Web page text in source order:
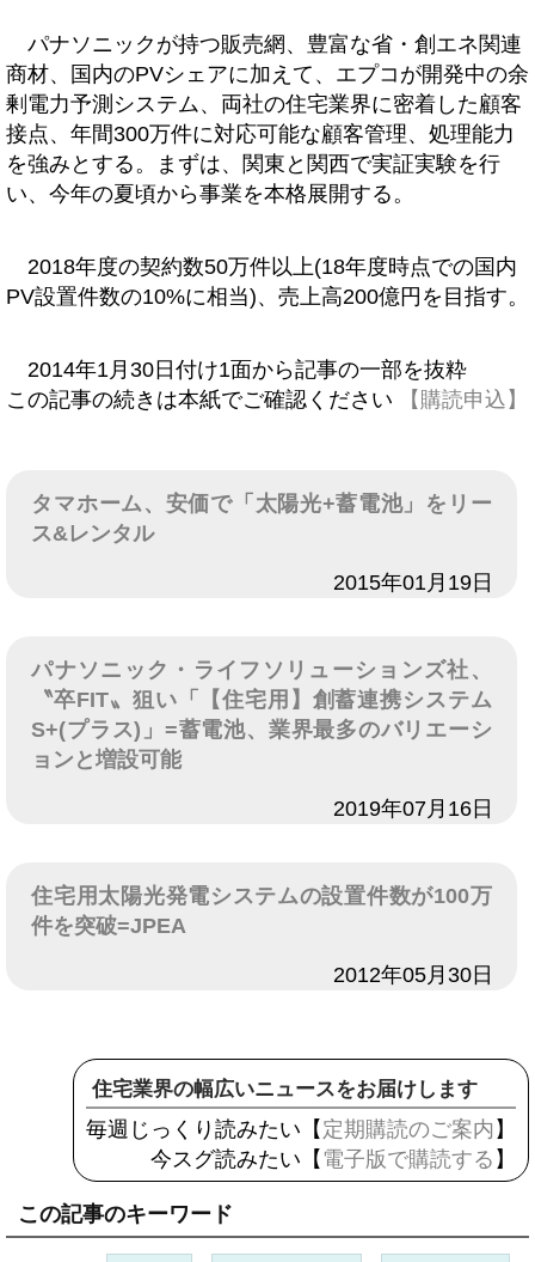
パナソニックが持つ販売網、豊富な省・創エネ関連
商材、国内のPVシェアに加えて、エプコが開発中の余
剰電力予測システム、両社の住宅業界に密着した顧客
接点、年間300万件に対応可能な顧客管理、処理能力
を強みとする。まずは、関東と関西で実証実験を行
い、今年の夏頃から事業を本格展開する。
2018年度の契約数50万件以上(18年度時点での国内
PV設置件数の10%に相当)、売上高200億円を目指す。
2014年1月30日付け1面から記事の一部を抜粋
この記事の続きは本紙でご確認ください
【購読申込】
タマホーム、安価で「太陽光+蓄電池」をリー
ス&レンタル
2015年01月19日
パナソニック・ライフソリューションズ社、
〝卒FIT〟狙い「【住宅用】創蓄連携システム
S+(プラス)」=蓄電池、業界最多のバリエーシ
ョンと増設可能
2019年07月16日
住宅用太陽光発電システムの設置件数が100万
件を突破=JPEA
2012年05月30日
住宅業界の幅広いニュースをお届けします
毎週じっくり読みたい【 定期購読のご案内 】
今スグ読みたい【 電子版で購読する 】
この記事のキーワード